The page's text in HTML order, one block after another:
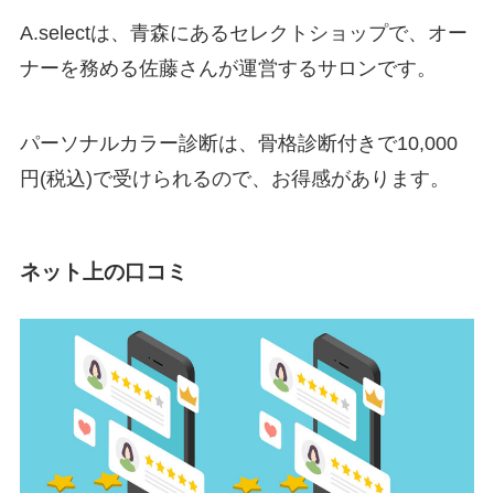
A.selectは、青森にあるセレクトショップで、オー
ナーを務める佐藤さんが運営するサロンです。
パーソナルカラー診断は、骨格診断付きで10,000
円(税込)で受けられるので、お得感があります。
ネット上の口コミ